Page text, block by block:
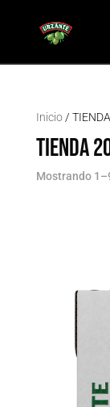
Inicio/
TIENDA
Mostrando